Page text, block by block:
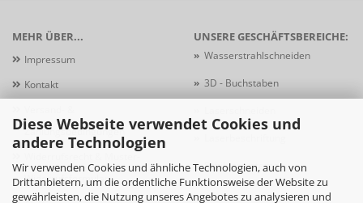
Diese Webseite verwendet Cookies und
andere Technologien
Wir verwenden Cookies und ähnliche Technologien, auch von
Drittanbietern, um die ordentliche Funktionsweise der Website zu
gewährleisten, die Nutzung unseres Angebotes zu analysieren und
MEHR ÜBER...
Impressum
Kontakt
Zahlungsbedingungen
Widerrufsformular
UNSERE GESCHÄFTSBEREICHE:
» Wasserstrahlschneiden
» 3D - Buchstaben
»Schildersysteme